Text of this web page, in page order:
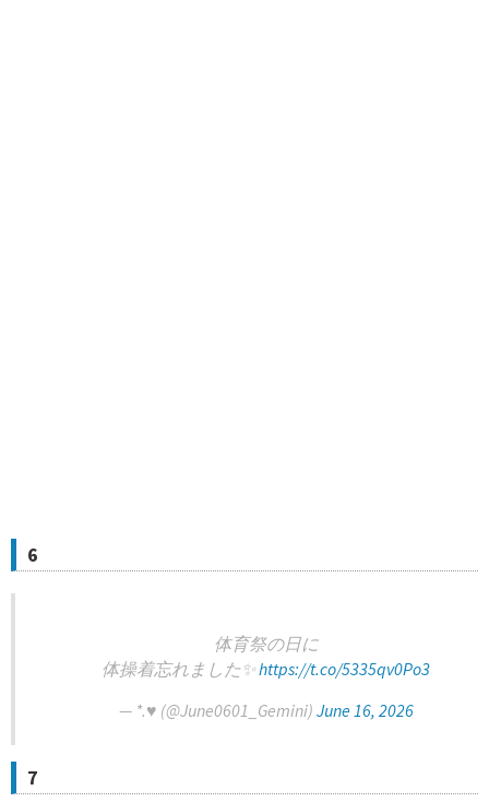
6
体育祭の日に
体操着忘れました✨https://t.co/5335qv0Po3
— *.♥ (@June0601_Gemini) June 16, 2026
7